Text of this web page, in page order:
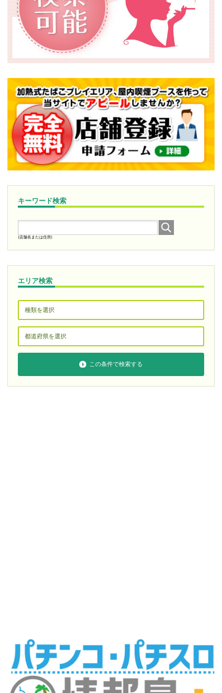
キーワード検索
(店舗名または住所)
エリア検索
この条件で検索する